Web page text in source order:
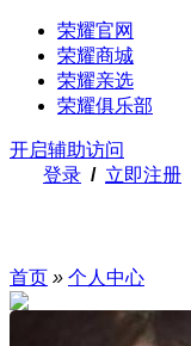
荣耀官网
荣耀商城
荣耀亲选
荣耀俱乐部
开启辅助访问
登录 / 立即注册
首页 » 个人中心